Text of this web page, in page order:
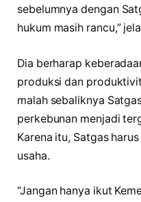
sebelumnya dengan
hukum masih rancu,”
Dia berharap
produksi dan
malah sebaliknya
perkebunan menjadi
Karena itu, Satgas
usaha.
“Jangan hanya ikut